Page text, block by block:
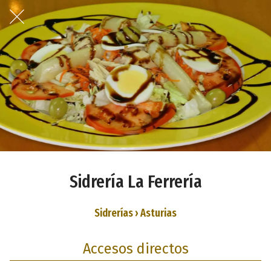
Sidrería La Ferrería
Sidrerías › Asturias
Accesos directos